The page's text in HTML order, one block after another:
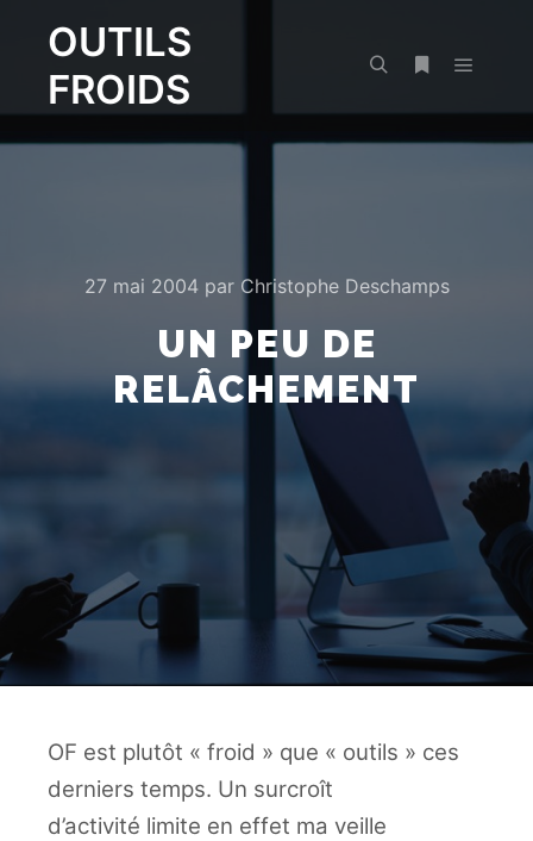
OUTILS
FROIDS
27 mai 2004par Christophe Deschamps
UN PEU DE
RELÂCHEMENT
OF est plutôt « froid » que « outils » ces
derniers temps. Un surcroît
d’activité limite en effet ma veille